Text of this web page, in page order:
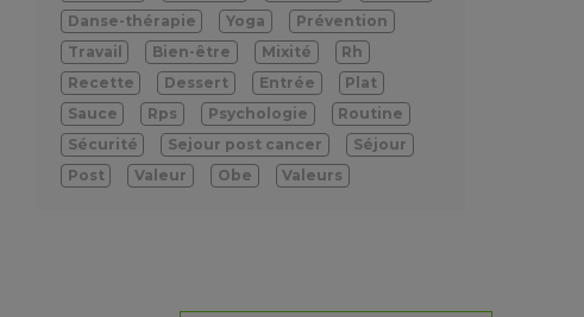
Danse-thérapie
Yoga
Prévention
Travail
Bien-être Mixité
Rh
Recette
Dessert Entrée
Plat
Sauce
Rps Psychologie
Routine
Sécurité
Sejour post cancer
Séjour
Post
Valeur Obe Valeurs